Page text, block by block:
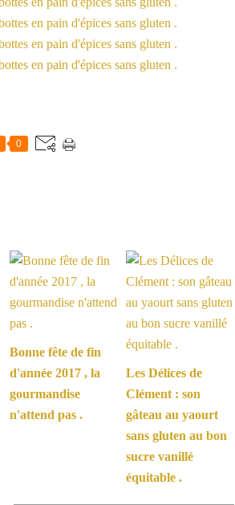
0
Bonne fête de fin
d'année 2017 , la
gourmandise
n'attend pas .
Les Délices de
Clément : son
gâteau au yaourt
sans gluten au bon
sucre vanillé
équitable .